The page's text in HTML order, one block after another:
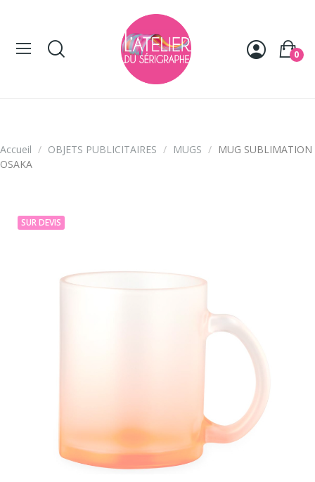
0
Accueil OBJETS PUBLICITAIRES MUGS
MUG SUBLIMATION
OSAKA
SUR DEVIS